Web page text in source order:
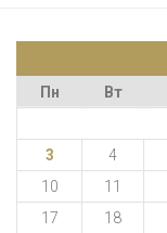
Пн
Вт
3
4
10
11
17
18